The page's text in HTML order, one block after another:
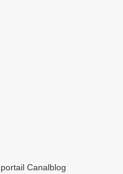
Canalblog